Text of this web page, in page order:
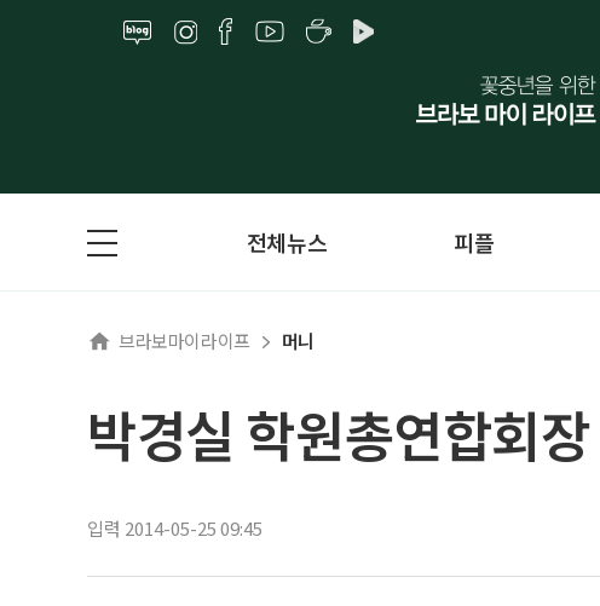
전체뉴스 피플
브라보마이라이프 머니
박경실 학원총연합회
입력 2014-05-25 09:45